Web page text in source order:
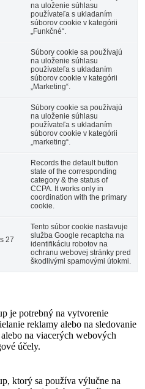
na uloženie súhlasu
používateľa s ukladaním
súborov cookie v kategórii
„Funkčné“.
Súbory cookie sa používajú
na uloženie súhlasu
používateľa s ukladaním
súborov cookie v kategórii
„Marketing“.
Súbory cookie sa používajú
na uloženie súhlasu
používateľa s ukladaním
súborov cookie v kategórii
„marketing“.
Records the default button
state of the corresponding
category & the status of
CCPA. It works only in
coordination with the primary
cookie.
27
Tento súbor cookie nastavuje
služba Google recaptcha na
identifikáciu robotov na
ochranu webovej stránky pred
škodlivými spamovými útokmi.
je potrebný na vytvorenie
reklamy alebo na sledovanie
na viacerých webových
účely.
ktorý sa používa výlučne na